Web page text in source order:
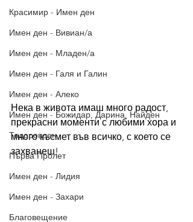
Красимир - Имен ден
Имен ден - Вивиан/а
Имен ден - Младен/а
Имен ден - Галя и Галин
Имен ден - Алеко
Имен ден - Божидар, Дарина, Найден
Тодоровден
Първа Пролет
Имен ден - Лидия
Имен ден - Захари
Благовещение
Нека в живота имаш много радост,
прекрасни моменти с любими хора и
много късмет във всичко, с което се
захванеш!